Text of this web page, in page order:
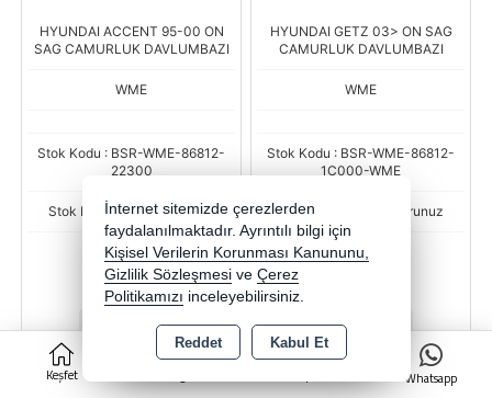
Keşfet
0
Whatsapp
HYUNDAI ACCENT 95-00 ON
SAG CAMURLUK DAVLUMBAZI
WME
Stok Kodu : BSR-WME-86812-
22300
Stok Miktarı : Stok sorunuz
Fiyat
141,36 TL
+
HYUNDAI GETZ 03> ON SAG
CAMURLUK DAVLUMBAZI
WME
Stok Kodu : BSR-WME-86812-
1C000-WME
Stok Miktarı : Stok sorunuz
Fiyat
-
İnternet sitemizde çerezlerden
faydalanılmaktadır. Ayrıntılı bilgi için
Kişisel Verilerin Korunması Kanununu,
Gizlilik Sözleşmesi ve Çerez
Politikamızı inceleyebilirsiniz.
Reddet Kabul Et